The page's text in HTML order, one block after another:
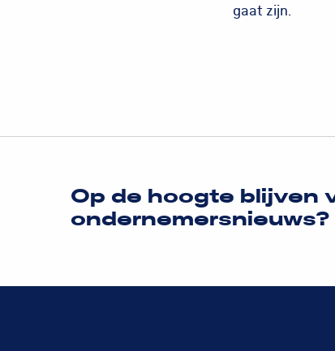
gaat zijn.
Op de hoogte blijven
ondernemersnieuws?